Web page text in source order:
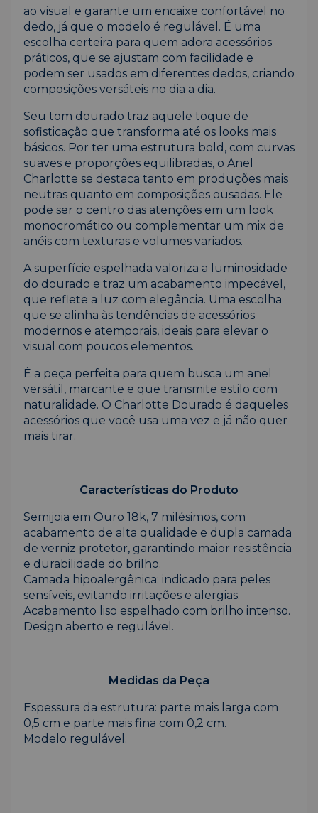
ao visual e garante um encaixe confortável no
dedo, já que o modelo é regulável. É uma
escolha certeira para quem adora acessórios
práticos, que se ajustam com facilidade e
podem ser usados em diferentes dedos, criando
composições versáteis no dia a dia.
Seu tom dourado traz aquele toque de
sofisticação que transforma até os looks mais
básicos. Por ter uma estrutura bold, com curvas
suaves e proporções equilibradas, o Anel
Charlotte se destaca tanto em produções mais
neutras quanto em composições ousadas. Ele
pode ser o centro das atenções em um look
monocromático ou complementar um mix de
anéis com texturas e volumes variados.
A superfície espelhada valoriza a luminosidade
do dourado e traz um acabamento impecável,
que reflete a luz com elegância. Uma escolha
que se alinha às tendências de acessórios
modernos e atemporais, ideais para elevar o
visual com poucos elementos.
É a peça perfeita para quem busca um anel
versátil, marcante e que transmite estilo com
naturalidade. O Charlotte Dourado é daqueles
acessórios que você usa uma vez e já não quer
mais tirar.
Características do Produto
Semijoia em Ouro 18k, 7 milésimos, com
acabamento de alta qualidade e dupla camada
de verniz protetor, garantindo maior resistência
e durabilidade do brilho.
Camada hipoalergênica: indicado para peles
sensíveis, evitando irritações e alergias.
Acabamento liso espelhado com brilho intenso.
Design aberto e regulável.
Medidas da Peça
Espessura da estrutura: parte mais larga com
0,5 cm e parte mais fina com 0,2 cm.
Modelo regulável.